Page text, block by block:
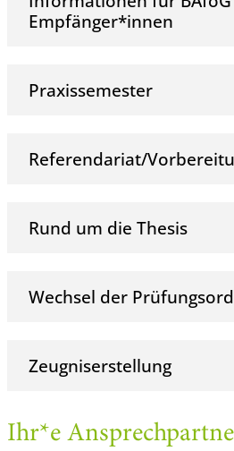
Empfänger*innen
Praxissemester
Referendariat/
Rund um die Thesis
Wechsel der
Zeugniserstellung
Ihr*e